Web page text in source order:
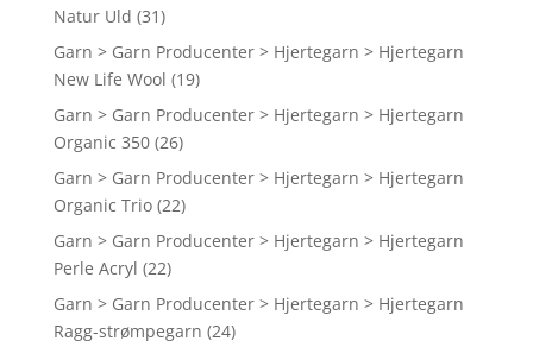
Natur Uld (31)
Garn > Garn Producenter > Hjertegarn > Hjertegarn
New Life Wool (19)
Garn > Garn Producenter > Hjertegarn > Hjertegarn
Organic 350 (26)
Garn > Garn Producenter > Hjertegarn > Hjertegarn
Organic Trio (22)
Garn > Garn Producenter > Hjertegarn > Hjertegarn
Perle Acryl (22)
Garn > Garn Producenter > Hjertegarn > Hjertegarn
Ragg-strømpegarn (24)